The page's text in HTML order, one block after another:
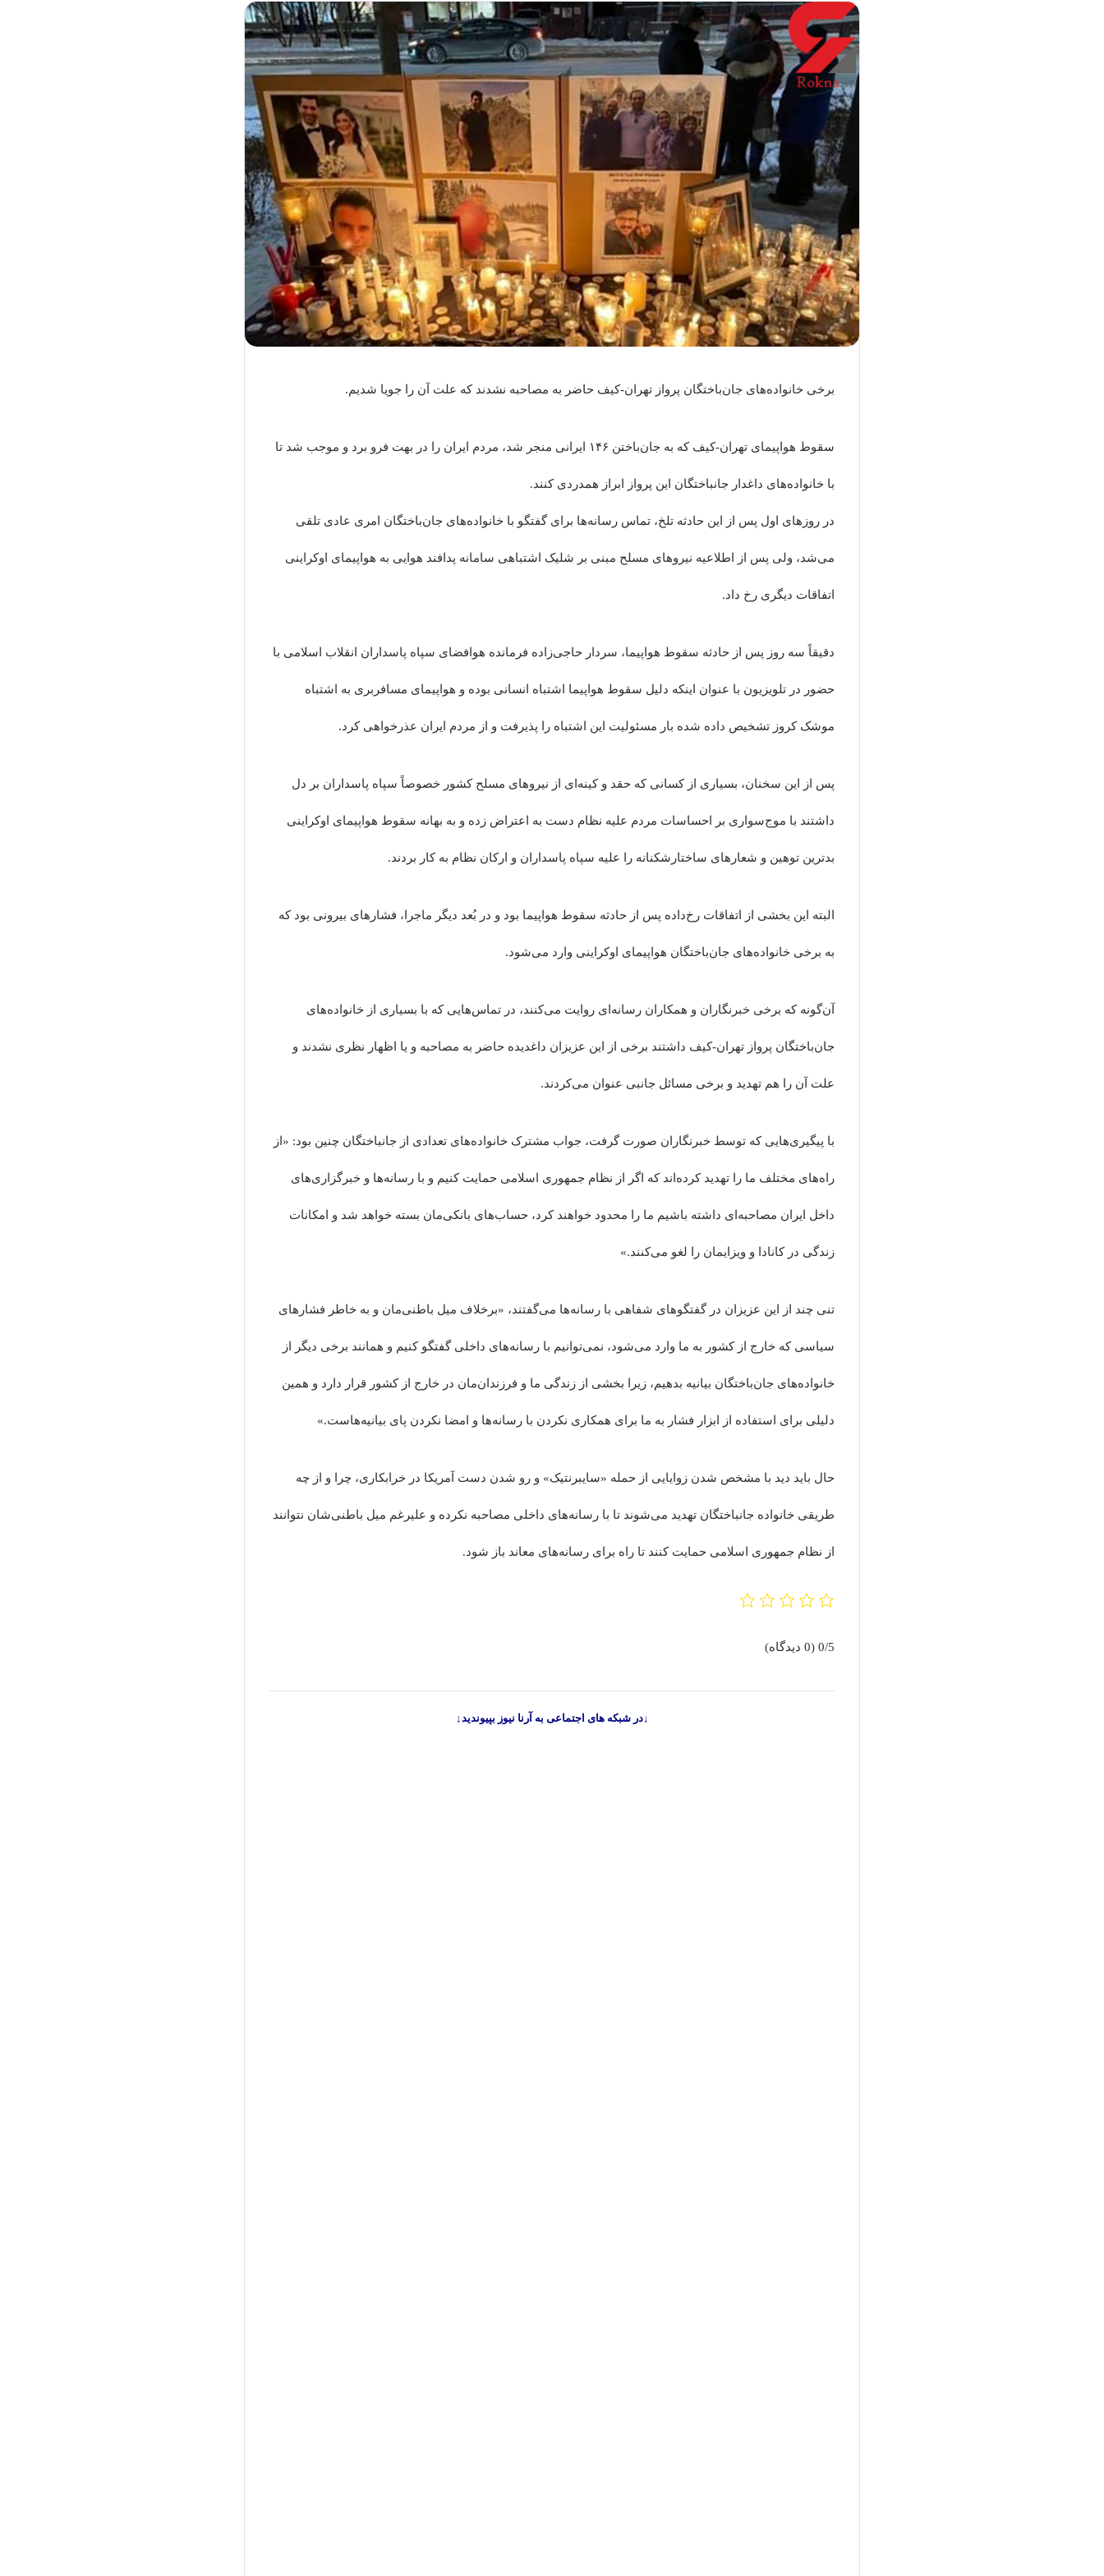
برخی خانواده‌های جان‌باختگان پرواز تهران-کیف حاضر به مصاحبه نشدند که علت آن را جویا شدیم.
سقوط هواپیمای تهران-کیف که به جان‌باختن ۱۴۶ ایرانی منجر شد، مردم ایران را در بهت فرو برد و موجب شد تا
با خانواده‌های داغدار جانباختگان این پرواز ابراز همدردی کنند.
در روز‌های اول پس از این حادثه تلخ، تماس رسانه‌ها برای گفتگو با خانواده‌های جان‌باختگان امری عادی تلقی
می‌شد، ولی پس از اطلاعیه نیرو‌های مسلح مبنی بر شلیک اشتباهی سامانه پدافند هوایی به هواپیمای اوکراینی
اتفاقات دیگری رخ داد.
دقیقاً سه روز پس از حادثه سقوط هواپیما، سردار حاجی‌زاده فرمانده هوافضای سپاه پاسداران انقلاب اسلامی با
حضور در تلویزیون با عنوان اینکه دلیل سقوط هواپیما اشتباه انسانی بوده و هواپیمای مسافربری به اشتباه
موشک کروز تشخیص داده شده بار مسئولیت این اشتباه را پذیرفت و از مردم ایران عذرخواهی کرد.
پس از این سخنان، بسیاری از کسانی که حقد و کینه‌ای از نیرو‌های مسلح کشور خصوصاً سپاه پاسداران بر دل
داشتند با موج‌سواری بر احساسات مردم علیه نظام دست به اعتراض زده و به بهانه سقوط هواپیمای اوکراینی
بدترین توهین و شعار‌های ساختارشکنانه را علیه سپاه پاسداران و ارکان نظام به کار بردند.
البته این بخشی از اتفاقات رخ‌داده پس از حادثه سقوط هواپیما بود و در بُعد دیگر ماجرا، فشار‌های بیرونی بود که
به برخی خانواده‌های جان‌باختگان هواپیمای اوکراینی وارد می‌شود.
آن‌گونه که برخی خبرنگاران و همکاران رسانه‌ای روایت می‌کنند، در تماس‌هایی که با بسیاری از خانواده‌های
جان‌باختگان پرواز تهران-کیف داشتند برخی از این عزیزان داغدیده حاضر به مصاحبه و یا اظهار نظری نشدند و
علت آن را هم تهدید و برخی مسائل جانبی عنوان می‌کردند.
با پیگیری‌هایی که توسط خبرنگاران صورت گرفت، جواب مشترک خانواده‌های تعدادی از جانباختگان چنین بود: «از
راه‌های مختلف ما را تهدید کرده‌اند که اگر از نظام جمهوری اسلامی حمایت کنیم و با رسانه‌ها و خبرگزاری‌های
داخل ایران مصاحبه‌ای داشته باشیم ما را محدود خواهند کرد، حساب‌های بانکی‌مان بسته خواهد شد و امکانات
زندگی در کانادا و ویزایمان را لغو می‌کنند.»
تنی چند از این عزیزان در گفتگو‌های شفاهی با رسانه‌ها می‌گفتند، «برخلاف میل باطنی‌مان و به خاطر فشار‌های
سیاسی که خارج از کشور به ما وارد می‌شود، نمی‌توانیم با رسانه‌های داخلی گفتگو کنیم و همانند برخی دیگر از
خانواده‌های جان‌باختگان بیانیه بدهیم، زیرا بخشی از زندگی ما و فرزندان‌مان در خارج از کشور قرار دارد و همین
دلیلی برای استفاده از ابزار فشار به ما برای همکاری نکردن با رسانه‌ها و امضا نکردن پای بیانیه‌هاست.»
حال باید دید با مشخص شدن زوایایی از حمله «سایبرنتیک» و رو شدن دست آمریکا در خرابکاری، چرا و از چه
طریقی خانواده جانباختگان تهدید می‌شوند تا با رسانه‌های داخلی مصاحبه نکرده و علیرغم میل باطنی‌شان نتوانند
از نظام جمهوری اسلامی حمایت کنند تا راه برای رسانه‌های معاند باز شود.
0/5 (0 دیدگاه)
↓در شبکه های اجتماعی به آرنا نیوز بپیوندید↓